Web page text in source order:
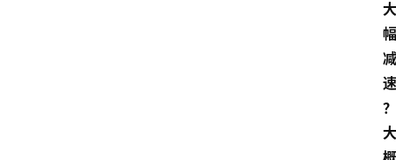
大
幅
减
速
？
大